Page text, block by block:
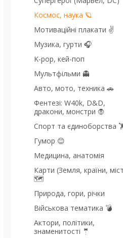
Космос, наука 🪐
Мотиваційні плакати ✌
Музика, гурти 🎧
K-pop, кей-поп
Мультфільми 👻
Авто, мото, техника 🚗
Фентезі: W40k, D&D,
дракони, монстри 🧛
Спорт та єдиноборства
Гумор 😊
Медицина, анатомія
Карти (Земля, країни,
🗺
Природа, гори, річки
Військова тематика 💣
Актори, політики,
знаменитості 🤵